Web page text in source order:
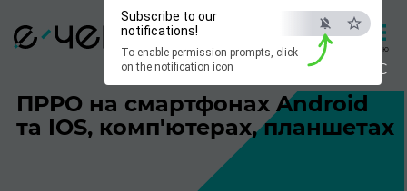
×
ESC
Subscribe to our
notifications!
To enable permission prompts, click
on the notification icon
0 800 21 21 57
Меню
ПРРО на смартфонах Android
та IOS, комп'ютерах, планшетах